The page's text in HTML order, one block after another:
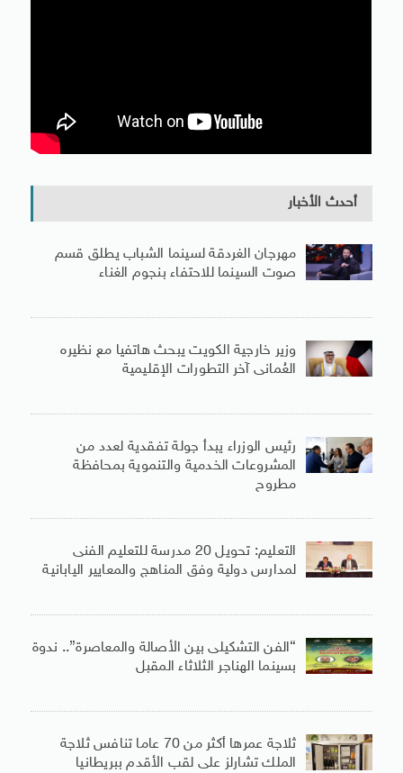
أحدث الأخبار
مهرجان الغردقة لسينما الشباب يطلق قسم
صوت السينما للاحتفاء بنجوم الغناء
وزير خارجية الكويت يبحث هاتفيا مع نظيره
العُمانى آخر التطورات الإقليمية
رئيس الوزراء يبدأ جولة تفقدية لعدد من
المشروعات الخدمية والتنموية بمحافظة
مطروح
التعليم: تحويل 20 مدرسة للتعليم الفنى
لمدارس دولية وفق المناهج والمعايير اليابانية
“الفن التشكيلى بين الأصالة والمعاصرة”.. ندوة
بسينما الهناجر الثلاثاء المقبل
ثلاجة عمرها أكثر من 70 عاما تنافس ثلاجة
الملك تشارلز على لقب الأقدم ببريطانيا